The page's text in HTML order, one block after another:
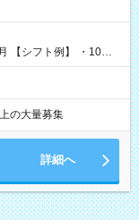
の大量募集
詳細へ